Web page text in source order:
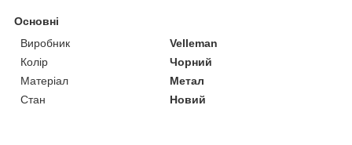
Основні
Виробник
Velleman
Колір
Чорний
Матеріал
Метал
Стан
Новий